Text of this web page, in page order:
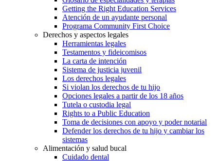
Getting the Right Education Services
Atención de un ayudante personal
Programa Community First Choice
Derechos y aspectos legales
Herramientas legales
Testamentos y fideicomisos
La carta de intención
Sistema de justicia juvenil
Los derechos legales
Si violan los derechos de tu hijo
Opciones legales a partir de los 18 años
Tutela o custodia legal
Rights to a Public Education
Toma de decisiones con apoyo y poder notarial
Defender los derechos de tu hijo y cambiar los
sistemas
Alimentación y salud bucal
Cuidado dental